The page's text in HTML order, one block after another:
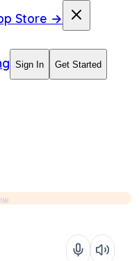
Store →
Sign In Get Started